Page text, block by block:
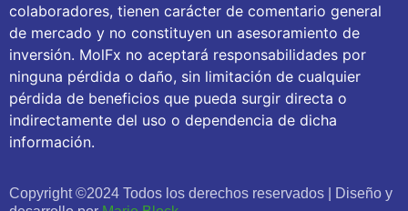
colaboradores, tienen carácter de comentario general
de mercado y no constituyen un asesoramiento de
inversión. MolFx no aceptará responsabilidades por
ninguna pérdida o daño, sin limitación de cualquier
pérdida de beneficios que pueda surgir directa o
indirectamente del uso o dependencia de dicha
información.
Copyright ©2024 Todos los derechos reservados | Diseño y